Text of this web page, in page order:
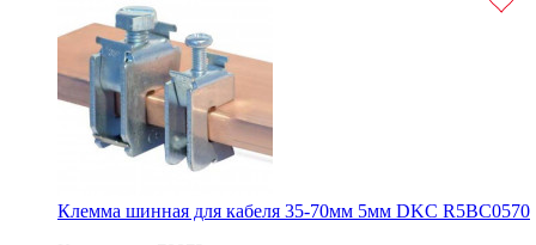
Клемма шинная для кабеля 35-70мм 5мм DKC R5BC0570